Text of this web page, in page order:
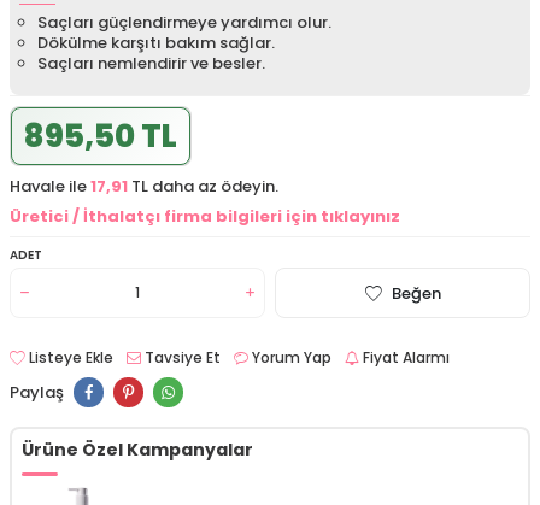
Saçları güçlendirmeye yardımcı olur.
Dökülme karşıtı bakım sağlar.
Saçları nemlendirir ve besler.
895,50 TL
Havale ile17,91 TL daha az ödeyin.
Üretici / İthalatçı firma bilgileri için tıklayınız
ADET
Beğen
Listeye Ekle Tavsiye Et Yorum Yap Fiyat Alarmı
Paylaş
Ürüne Özel Kampanyalar